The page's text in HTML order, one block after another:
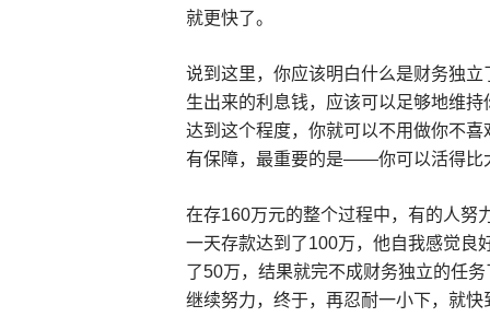
就更快了。
说到这里，你应该明白什么是财务独
生出来的利息钱，应该可以足够地维
达到这个程度，你就可以不用做你不
有保障，最重要的是——你可以活得比
在存160万元的整个过程中，有的人努
一天存款达到了100万，他自我感觉良
了50万，结果就完不成财务独立的任
继续努力，终于，再忍耐一小下，就